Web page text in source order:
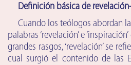
Definición básica de
Cuando los teólogos abordan
palabras ‘revelación’ e
grandes rasgos, ‘revelación’ se
cual surgió el contenido de las